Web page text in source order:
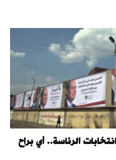
الرئاسة.. أي براح